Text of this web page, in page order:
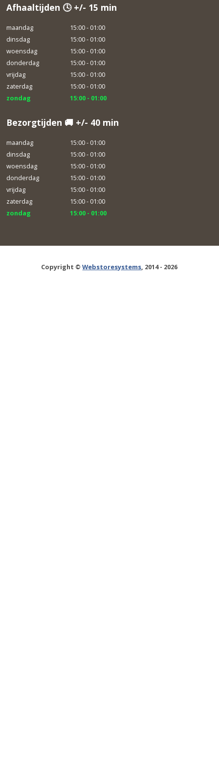
Afhaaltijden 🕓 +/- 15 min
maandag
15:00 - 01:00
dinsdag
15:00 - 01:00
woensdag
15:00 - 01:00
donderdag
15:00 - 01:00
vrijdag
15:00 - 01:00
zaterdag
15:00 - 01:00
zondag
15:00 - 01:00
Bezorgtijden 🚚 +/- 40 min
maandag
15:00 - 01:00
dinsdag
15:00 - 01:00
woensdag
15:00 - 01:00
donderdag
15:00 - 01:00
vrijdag
15:00 - 01:00
zaterdag
15:00 - 01:00
zondag
15:00 - 01:00
Copyright ©Webstoresystems, 2014 - 2026